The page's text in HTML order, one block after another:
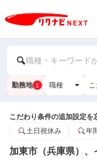
職種・キーワード
勤務地 1 職種
こだわり条件の追加設定を
土日祝休み
年
加東市（兵庫県）